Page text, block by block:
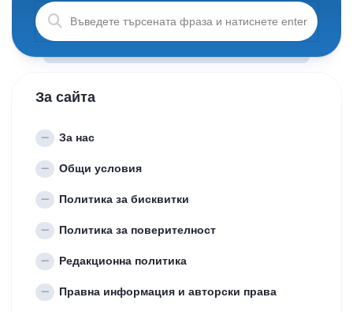
За сайта
За нас
Общи условия
Политика за бисквитки
Политика за поверителност
Редакционна политика
Правна информация и авторски права